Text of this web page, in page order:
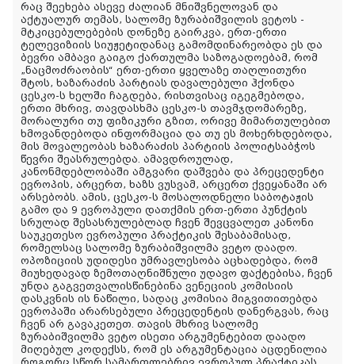
რაც შეეხება ასევე ძალიან მნიშვნელოვან და
აქტუალურ თემას, სალომე ზურაბიშვილის ვეტოს -
მტკიცებულებების დონეზე გაირკვა, ერთ-ერთი
ტელევიზიის სიუჟეტიდანაც გამომდინარეობდა ეს და
ბევრი ამბავი გაიგო ქართულმა საზოგადოებამ, რომ
„ნაცმოძრაობის“ ერთ-ერთი ყველაზე თაღლითური
შტოს, ხაზარაძის პარტიას დავალებული ჰქონდა
ცესკო-ს ხელში ჩაგდება, რისთვისაც იგეგმებოდა,
ერთი მხრივ, თავდასხმა ცესკო-ს თავმჯდომარეზე,
მორალური თუ ფიზიკური გზით, ორივე მიმართულებით
ხმოვანდებოდა ინფორმაცია და თუ ეს მოხერხდებოდა,
მის მოვალეობას ხაზარაძის პარტიის პოლიტსაბჭოს
წევრი შეასრულებდა. ამავდროულად,
კანონმდებლობაში ამგვარი დაშვება და პრეცედენტი
ევროპის, არცერთ, ხაზს ვუსვამ, არცერთ ქვეყანაში არ
არსებობს. ამის, ცესკო-ს მოსალოდნელი საბოტაჟის
გამო და 9 ევროპული დათქმის ერთ-ერთი პუნქტის
სრულად შესასრულებლად ჩვენ შევცვალეთ კანონი
საუკეთესო ევროპული პრაქტიკის შესაბამისად,
რომელსაც სალომე ზურაბიშვილმა ვეტო დაადო.
ოპოზიციის უდიდესი უმრავლესობა აცხადებდა, რომ
მიუხედავად ზემოთაღნიშნული უდავო ფაქტებისა, ჩვენ
უნდა გაგვეთვალისწინებინა ვენეციის კომისიის
დასკვნის ის ნაწილი, სადაც კომისია მიგვითითებდა
ევროპაში არარსებული პრეცედენტის დანერგვას, რაც
ჩვენ არ გავაკეთეთ. თავის მხრივ სალომე
ზურაბიშვილმა ვეტო ისეთი არგუმენტებით დაადო
მიღებულ კოდექსს, რომ ეს არგუმენტაცია აცდენილია